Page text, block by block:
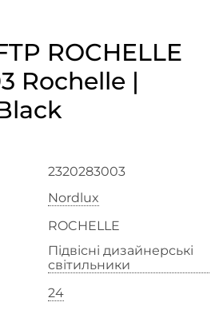
ROCHELLE
Rochelle |
2320283003
Nordlux
ROCHELLE
Підвісні дизайнерські
світильники
24